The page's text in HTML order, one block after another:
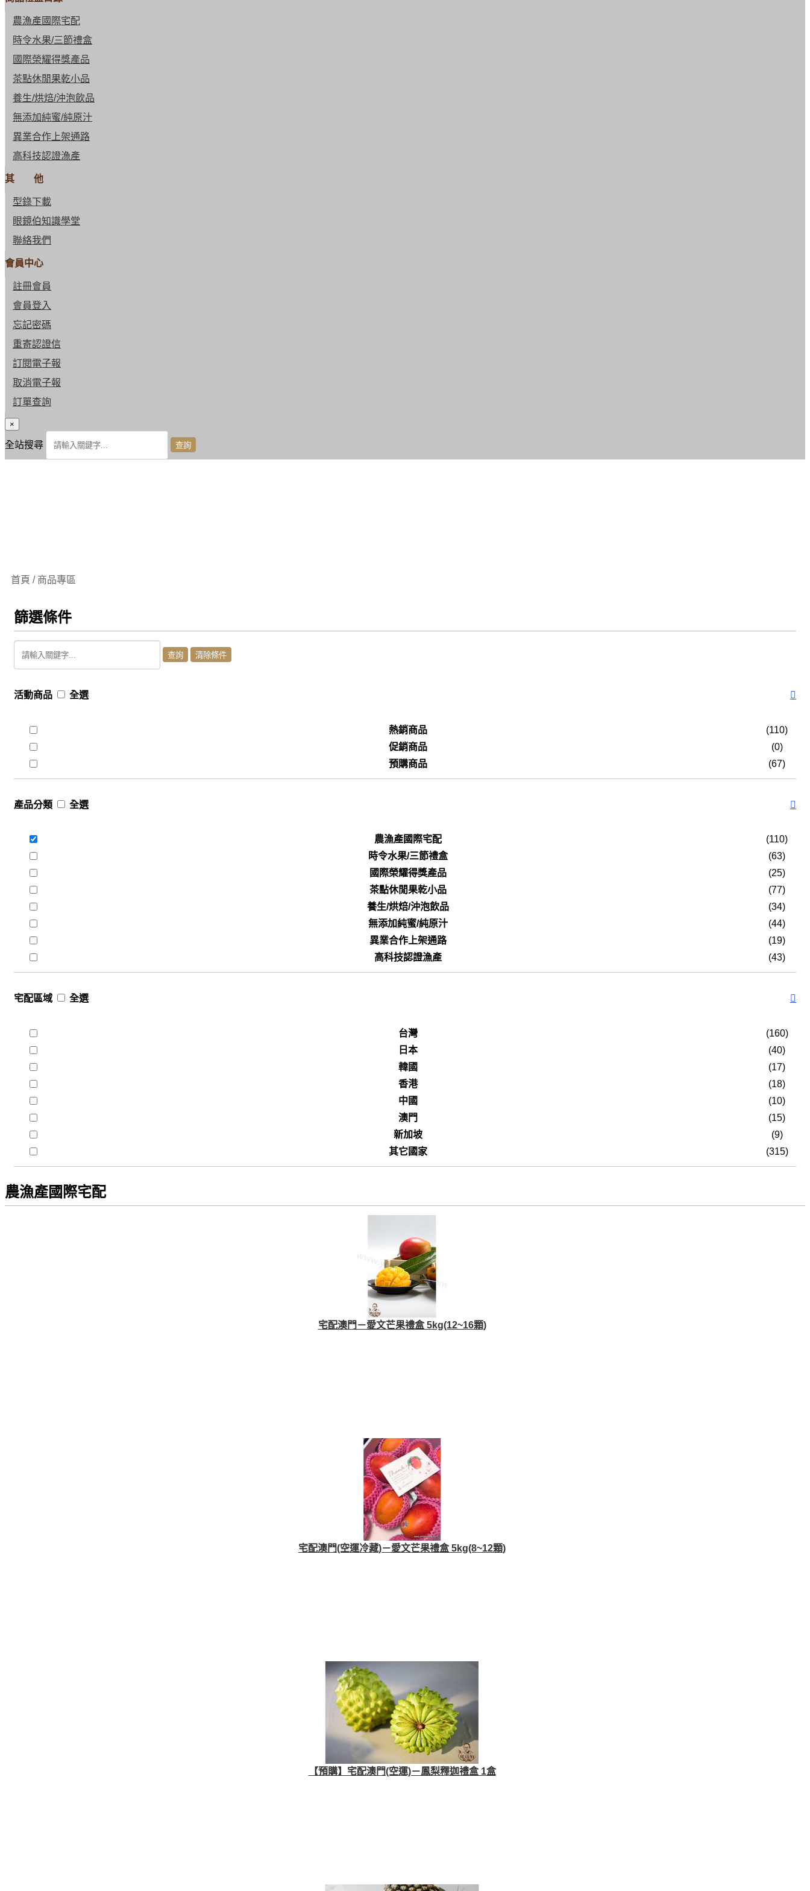
農漁產國際宅配
時令水果/三節禮盒
國際榮耀得獎產品
茶點休閒果乾小品
養生/烘焙/沖泡飲品
無添加純蜜/純原汁
異業合作上架通路
高科技認證漁產
其 他
型錄下載
眼鏡伯知識學堂
聯絡我們
會員中心
註冊會員
會員登入
忘記密碼
重寄認證信
訂閱電子報
取消電子報
訂單查詢
×
全站搜尋
首頁 / 商品專區
篩選條件
活動商品 全選
熱銷商品
(110)
促銷商品
(0)
預購商品
(67)
產品分類 全選
農漁產國際宅配
(110)
時令水果/三節禮盒
(63)
國際榮耀得獎產品
(25)
茶點休閒果乾小品
(77)
養生/烘焙/沖泡飲品
(34)
無添加純蜜/純原汁
(44)
異業合作上架通路
(19)
高科技認證漁產
(43)
宅配區域 全選
台灣
(160)
日本
(40)
韓國
(17)
香港
(18)
中國
(10)
澳門
(15)
新加坡
(9)
其它國家
(315)
農漁產國際宅配
宅配澳門－愛文芒果禮盒 5kg(12~16顆)
宅配澳門(空運冷藏)－愛文芒果禮盒 5kg(8~12顆)
【預購】宅配澳門(空運)－鳳梨釋迦禮盒 1盒